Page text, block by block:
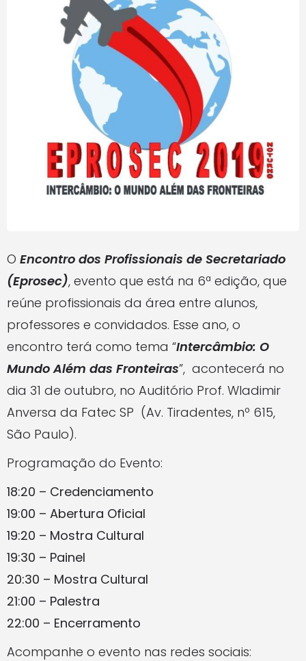
O Encontro dos Profissionais de Secretariado
(Eprosec), evento que está na 6ª edição, que
reúne profissionais da área entre alunos,
professores e convidados. Esse ano, o
encontro terá como tema “Intercâmbio: O
Mundo Além das Fronteiras”, acontecerá no
dia 31 de outubro, no Auditório Prof. Wladimir
Anversa da Fatec SP (Av. Tiradentes, nº 615,
São Paulo).
Programação do Evento:
18:20 – Credenciamento
19:00 – Abertura Oficial
19:20 – Mostra Cultural
19:30 – Painel
20:30 – Mostra Cultural
21:00 – Palestra
22:00 – Encerramento
Acompanhe o evento nas redes sociais: